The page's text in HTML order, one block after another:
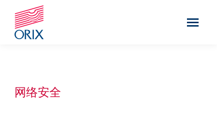
网络安全